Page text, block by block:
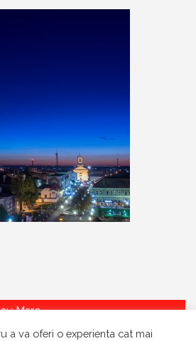
Mare
a va oferi o experienta cat mai